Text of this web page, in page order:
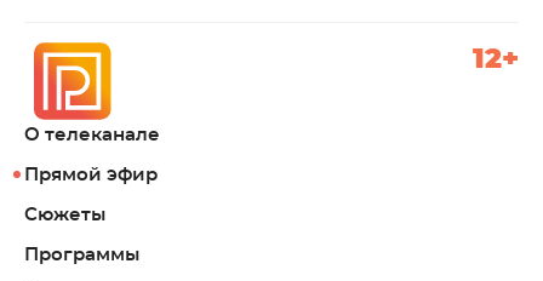
О телеканале
Прямой эфир
Сюжеты
Программы
12+